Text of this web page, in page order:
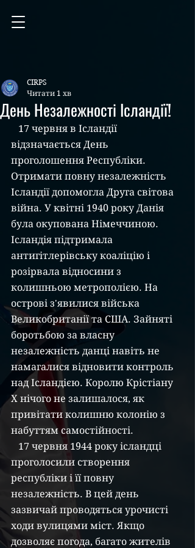
День Незалежності Ісландії!
CIRPS
Читати 1 хв
відзначається День
проголошення Республіки.
Отримати повну незалежність
Ісландії допомогла Друга світова
війна. У квітні 1940 року Данія
була окупована Німеччиною.
Ісландія підтримала
антигітлерівську коаліцію і
розірвала відносини з
колишньою метрополією. На
острові з'явилися війська
Великобританії та США. Зайняті
боротьбою за власну
незалежність данці навіть не
намагалися відновити контроль
над Ісландією. Королю Крістіану
Х нічого не залишалося, як
привітати колишню колонію з
набуттям самостійності.
проголосили створення
республіки і її повну
незалежність. В цей день
зазвичай проводяться урочисті
ходи вулицями міст. Якщо
дозволяє погода, багато жителів